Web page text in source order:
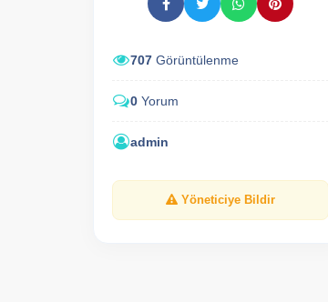
707 Görüntülenme
0 Yorum
admin
Yöneticiye Bildir